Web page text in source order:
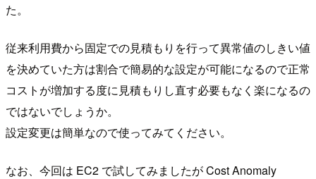
た。
従来利用費から固定での見積もりを行って異常値のしきい値
を決めていた方は割合で簡易的な設定が可能になるので正常
コストが増加する度に見積もりし直す必要もなく楽になるの
ではないでしょうか。
設定変更は簡単なので使ってみてください。
なお、今回は EC2 で試してみましたが Cost Anomaly